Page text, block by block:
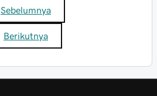
Sebelumnya
Berikutnya